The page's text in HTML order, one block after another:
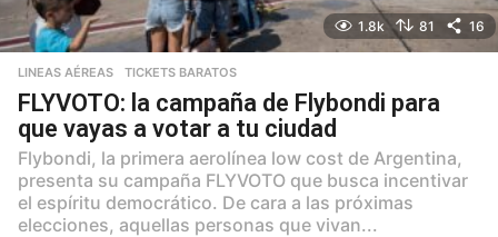
1.8k 81 16
LINEAS AÉREAS ,TICKETS BARATOS
FLYVOTO: la campaña de Flybondi para
que vayas a votar a tu ciudad
Flybondi, la primera aerolínea low cost de Argentina,
presenta su campaña FLYVOTO que busca incentivar
el espíritu democrático. De cara a las próximas
elecciones, aquellas personas que vivan...